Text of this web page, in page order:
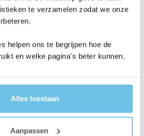
te verzamelen zodat we onze
helpen ons te begrijpen hoe de
en welke pagina's beter kunnen.
Alles toestaan
Aanpassen
verbeteren. In dit blog geven we
van een wet & dry stofzuiger en